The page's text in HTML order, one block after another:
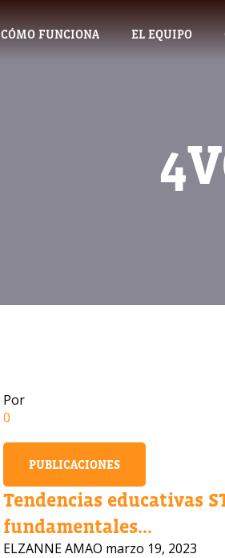
CÓMO FUNCIONA EL EQUIPO
Por
0
PUBLICACIONES
Tendencias educativas
fundamentales...
ELZANNE AMAO marzo 19, 2023